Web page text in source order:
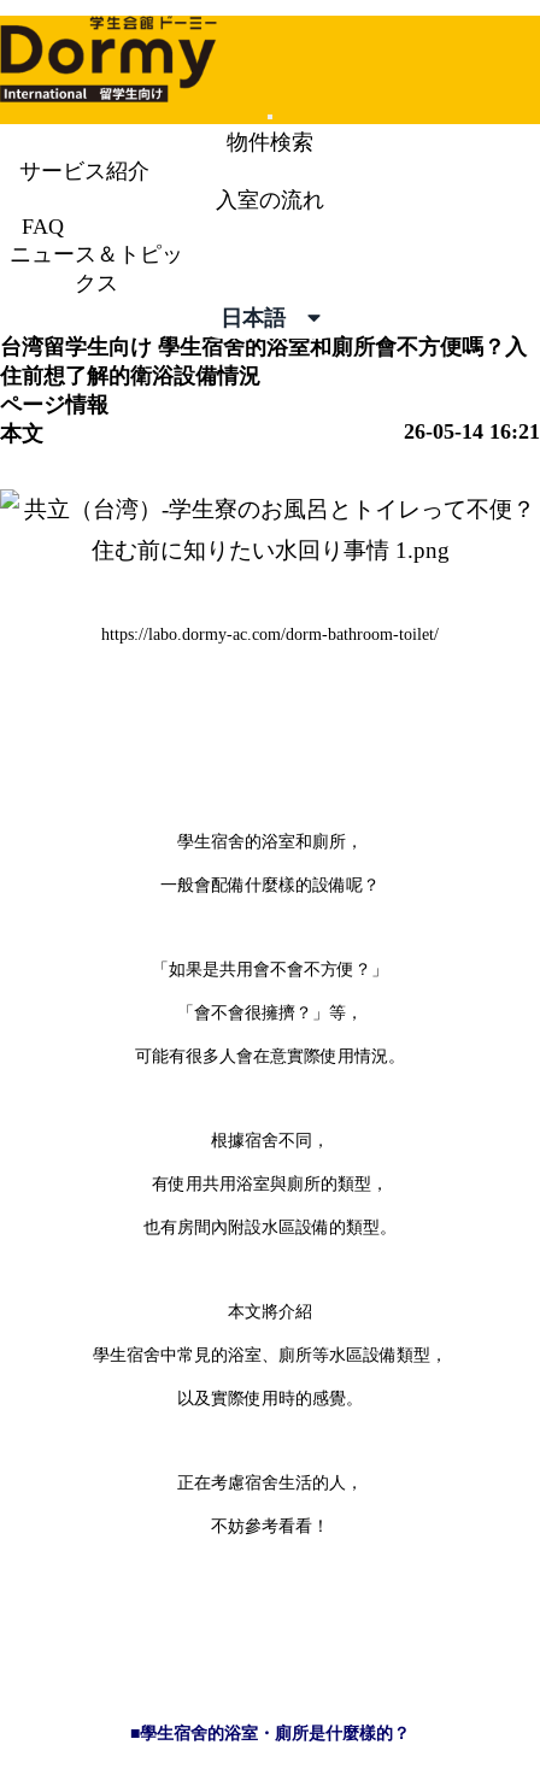
Mobile
Menu
物件検索
サービス紹介
入室の流れ
FAQ
ニュース＆トピッ
クス
日本語
ニュース＆トピックス
台湾留学生向け 學生宿舍的浴室和廁所會不方便嗎？入
住前想了解的衛浴設備情況
ページ情報
26-05-14 16:21
本文
https://labo.dormy-ac.com/dorm-bathroom-toilet/
學生宿舍的浴室和廁所，
一般會配備什麼樣的設備呢？
「如果是共用會不會不方便？」
「會不會很擁擠？」等，
可能有很多人會在意實際使用情況。
根據宿舍不同，
有使用共用浴室與廁所的類型，
也有房間內附設水區設備的類型。
本文將介紹
學生宿舍中常見的浴室、廁所等水區設備類型，
以及實際使用時的感覺。
正在考慮宿舍生活的人，
不妨參考看看！
■學生宿舍的浴室・廁所是什麼樣的？